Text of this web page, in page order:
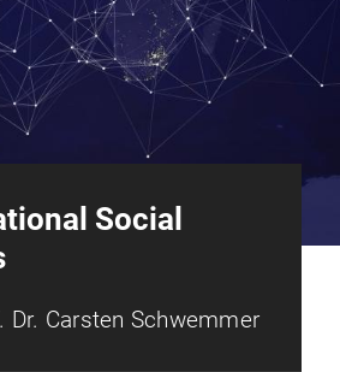
Social
Dr. Carsten Schwemmer